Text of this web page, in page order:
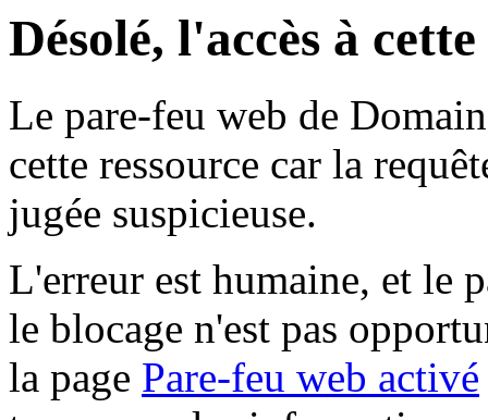
Désolé, l'accès à
Le pare-feu web de
cette ressource car la
jugée suspicieuse.
L'erreur est humaine, et le
le blocage n'est pas
la page Pare-feu web activé